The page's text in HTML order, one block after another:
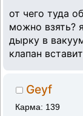
от чего туда
можно взять?
дырку в
клапан
Geyf
Карма: 139